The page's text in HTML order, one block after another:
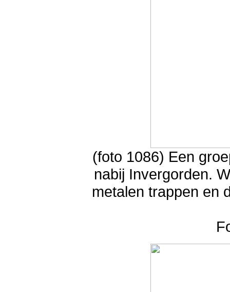
(foto 1086) Een
nabij Invergorden.
metalen trappen en